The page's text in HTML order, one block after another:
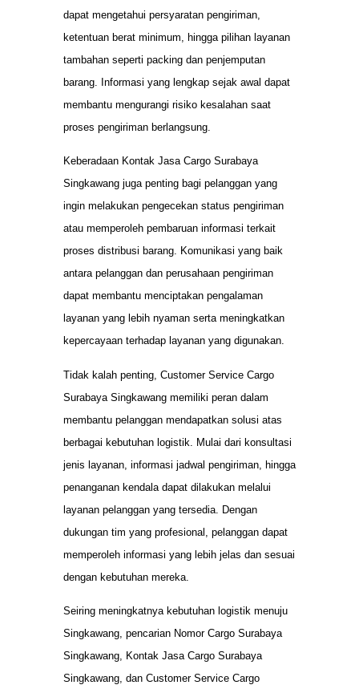
dapat mengetahui persyaratan pengiriman,
ketentuan berat minimum, hingga pilihan layanan
tambahan seperti packing dan penjemputan
barang. Informasi yang lengkap sejak awal dapat
membantu mengurangi risiko kesalahan saat
proses pengiriman berlangsung.
Keberadaan Kontak Jasa Cargo Surabaya
Singkawang juga penting bagi pelanggan yang
ingin melakukan pengecekan status pengiriman
atau memperoleh pembaruan informasi terkait
proses distribusi barang. Komunikasi yang baik
antara pelanggan dan perusahaan pengiriman
dapat membantu menciptakan pengalaman
layanan yang lebih nyaman serta meningkatkan
kepercayaan terhadap layanan yang digunakan.
Tidak kalah penting, Customer Service Cargo
Surabaya Singkawang memiliki peran dalam
membantu pelanggan mendapatkan solusi atas
berbagai kebutuhan logistik. Mulai dari konsultasi
jenis layanan, informasi jadwal pengiriman, hingga
penanganan kendala dapat dilakukan melalui
layanan pelanggan yang tersedia. Dengan
dukungan tim yang profesional, pelanggan dapat
memperoleh informasi yang lebih jelas dan sesuai
dengan kebutuhan mereka.
Seiring meningkatnya kebutuhan logistik menuju
Singkawang, pencarian Nomor Cargo Surabaya
Singkawang, Kontak Jasa Cargo Surabaya
Singkawang, dan Customer Service Cargo